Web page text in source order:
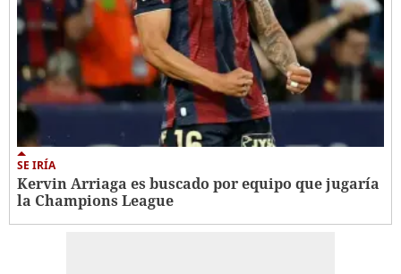
SE IRÍA
Kervin Arriaga es buscado por equipo que jugaría
la Champions League